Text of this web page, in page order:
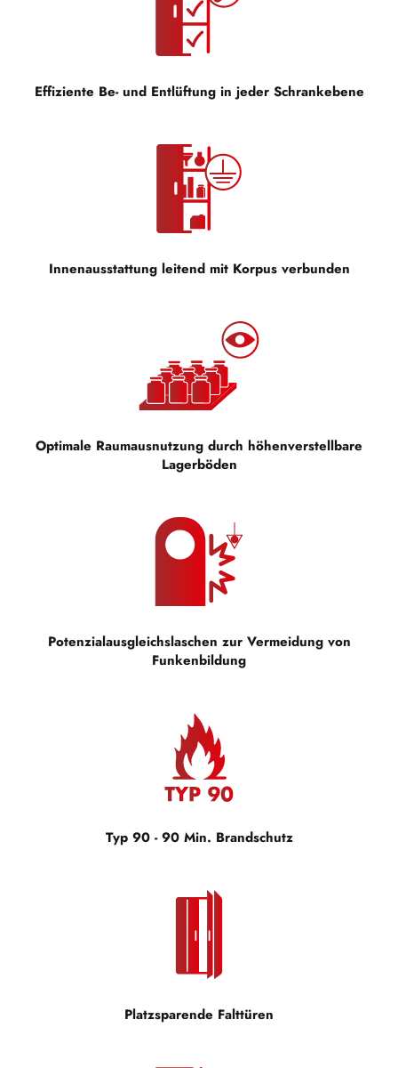
Effiziente Be- und Entlüftung in jeder Schrankebene
Innenausstattung leitend mit Korpus verbunden
Optimale Raumausnutzung durch höhenverstellbare
Lagerböden
Potenzialausgleichslaschen zur Vermeidung von
Funkenbildung
Typ 90 - 90 Min. Brandschutz
Platzsparende Falttüren